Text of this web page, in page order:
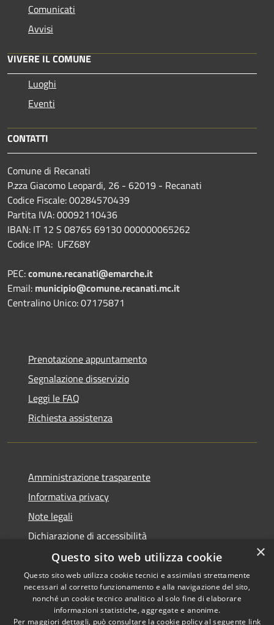
Comunicati
Avvisi
VIVERE IL COMUNE
Luoghi
Eventi
CONTATTI
Comune di Recanati
P.zza Giacomo Leopardi, 26 - 62019 - Recanati
Codice Fiscale: 00284570439
Partita IVA: 00092110436
IBAN: IT 12 S 08765 69130 000000065262
Codice IPA: UFZ68Y
PEC:comune.recanati@emarche.it
Email: municipio@comune.recanati.mc.it
Centralino Unico: 07175871
Prenotazione appuntamento
Segnalazione disservizio
Leggi le FAQ
Richiesta assistenza
Amministrazione trasparente
Informativa privacy
Note legali
Dichiarazione di accessibilità
Accessibilità
Copyright © 2026 • Comune di
Recanati • Powered by
×
Questo sito web utilizza cookie
Questo sito web utilizza cookie tecnici e assimilati strettamente
necessari al corretto funzionamento e alla navigazione del sito,
nonché un cookie tecnico analitico al solo fine di elaborare
informazioni statistiche, aggregate e anonime.
Per maggiori dettagli, può consultare la cookie policy al seguente link